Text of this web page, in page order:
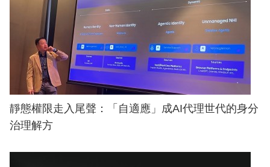
靜態權限走入尾聲：「自適應」成AI代理世代的身分
治理解方